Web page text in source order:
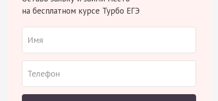
на бесплатном курсе Турбо ЕГЭ